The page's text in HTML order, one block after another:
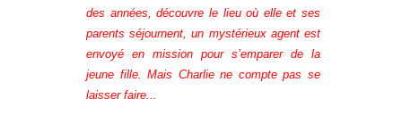
des années, découvre le lieu où elle et ses
parents séjournent, un mystérieux agent est
envoyé en mission pour s’emparer de la
jeune fille. Mais Charlie ne compte pas se
laisser faire...